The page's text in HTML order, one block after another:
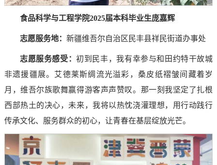
食品科学与工程学院2025届本科毕业生庞嘉辉
志愿服务地： 新疆维吾尔自治区民丰县祥民街道办事处
志愿服务感受 ：初到民丰，我有幸参与和田约特干故城
非遗援疆展。艾德莱斯绸流光溢彩，桑皮纸褶皱间藏着岁
月，维吾尔族歌舞赢得游客声声赞叹。那一刻我坚定了扎根
西部热土的决心，未来，我将以热忱浇灌理想，用行动践行
传承文化、服务群众的初心，让青春在基层绽放光芒。